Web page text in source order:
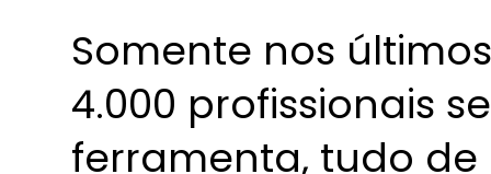
Somente nos
4.000 profissionais
ferramenta, tudo